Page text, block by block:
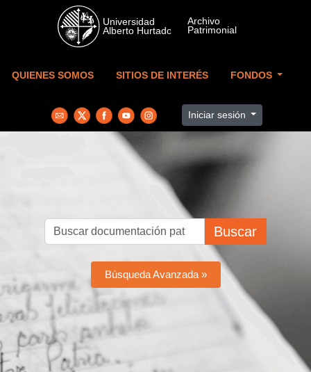
Skip to main content
QUIENES SOMOS SITIOS DE INTERÉS FONDOS
Iniciar sesión
Buscar
Búsqueda Avanzada »